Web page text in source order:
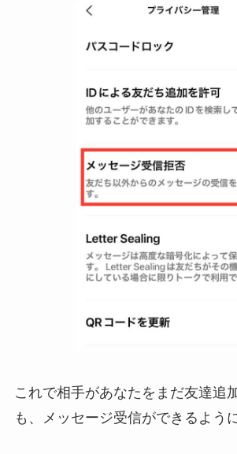
これで相手があなたをまだ友達追
も、メッセージ受信ができるよう